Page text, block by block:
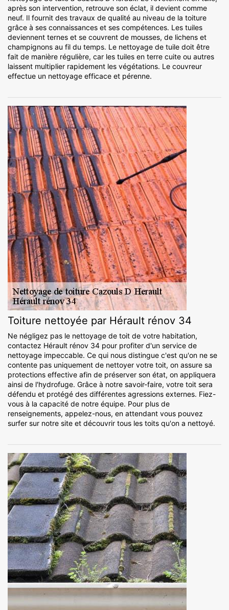
après son intervention, retrouve son éclat, il devient comme
neuf. Il fournit des travaux de qualité au niveau de la toiture
grâce à ses connaissances et ses compétences. Les tuiles
deviennent ternes et se couvrent de mousses, de lichens et
champignons au fil du temps. Le nettoyage de tuile doit être
fait de manière régulière, car les tuiles en terre cuite ou autres
laissent multiplier rapidement les végétations. Le couvreur
effectue un nettoyage efficace et pérenne.
Toiture nettoyée par Hérault rénov 34
Ne négligez pas le nettoyage de toit de votre habitation,
contactez Hérault rénov 34 pour profiter d'un service de
nettoyage impeccable. Ce qui nous distingue c'est qu'on ne se
contente pas uniquement de nettoyer votre toit, on assure sa
protections effective afin de préserver son état, on appliquera
ainsi de l'hydrofuge. Grâce à notre savoir-faire, votre toit sera
défendu et protégé des différentes agressions externes. Fiez-
vous à la capacité de notre équipe. Pour plus de
renseignements, appelez-nous, en attendant vous pouvez
surfer sur notre site et découvrir tous les toits qu'on a nettoyé.